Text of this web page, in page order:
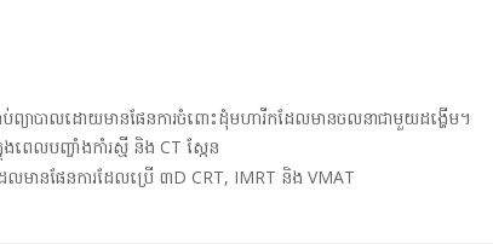
ប់ព្យាបាលដោយមានផែនការចំពោះដុំមហារីកដែលមានចលនាជាមួយដង្ហើម។
ងពេលបញ្ចាំងកាំរស្មី និង CT ស្កែន
លមានផែនការដែលប្រើ ៣D CRT, IMRT និង VMAT